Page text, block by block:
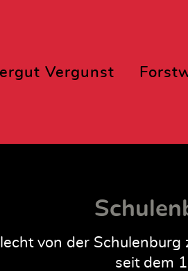
Vergunst
von der
seit dem